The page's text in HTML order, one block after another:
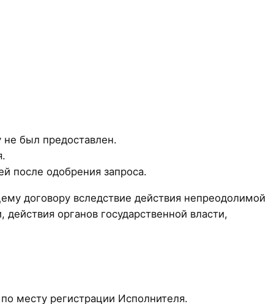
не был предоставлен.
после одобрения запроса.
договору вследствие действия непреодолимой
органов государственной власти,
месту регистрации Исполнителя.